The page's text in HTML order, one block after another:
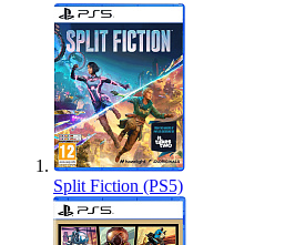
Split Fiction (PS5)